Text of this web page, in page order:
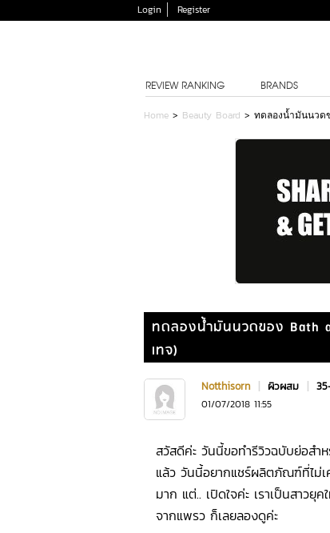
Login Register
REVIEW RANKING BRANDS
Home > Beauty Board > ทดลองน้ำมันนวด
ทดลองน้ำมันนวดของ Bath
เทจ)
Notthisorn | ผิวผสม |
01/07/2018 11:55
สวัสดีค่ะ วันนี้ขอทำรีวิวฉบับย่อสำ
แล้ว วันนี้อยากแชร์ผลิตภัณฑ์ที่ไม่เ
มาก แต่.. เปิดใจค่ะ เราเป็นสาว
จากแพรว ก็เลยลองดูค่ะ